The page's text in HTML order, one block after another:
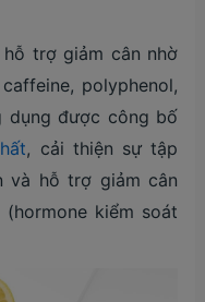
trợ giảm cân nhờ
polyphenol,
dụng được công bố
, cải thiện sự tập
và hỗ trợ giảm cân
kiểm soát